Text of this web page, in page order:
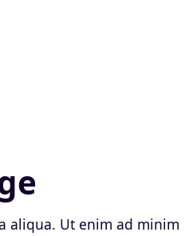
aliqua. Ut enim ad minim